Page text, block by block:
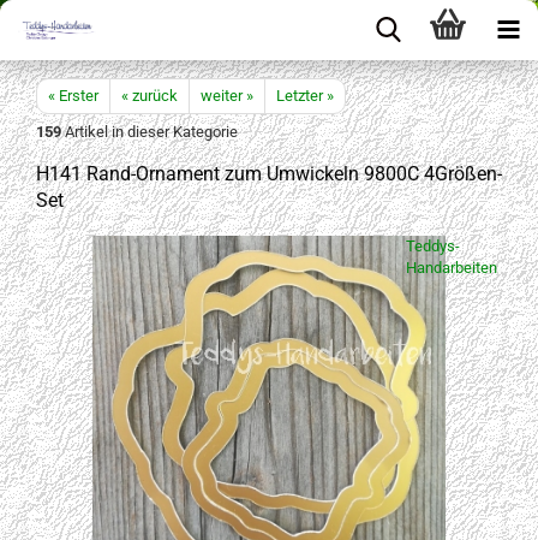
« Erster « zurück weiter »
Letzter »
159Artikel in dieser Kategorie
H141 Rand-Ornament zum Umwickeln 9800C 4Größen-
Set
Teddys-
Handarbeiten